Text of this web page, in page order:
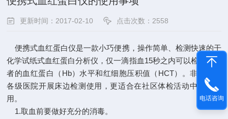
更新时间：2017-02-10 点击次数：2558
便携式血红蛋白仪是一款小巧便携，操作简单、检测快速的干
化学试纸式血红蛋白分析仪，仅一滴指血15秒之内可以检测出患
者的血红蛋白（Hb）水平和红细胞压积值（HCT）。非常适合
各级医院开展床边检测使用，更适合在社区体检活动中推广使
用。
1.取血前要做好充分的消毒。
电话咨询